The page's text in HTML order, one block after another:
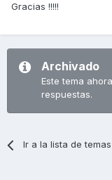
Gracias !!!!!
Archivado
Este tema
respuestas.
Ir a la lista de temas